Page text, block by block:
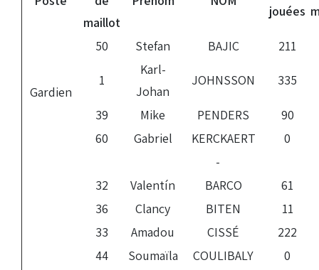
maillot
jouées
Gardien
50 Stefan BAJIC 211
1
Karl-
Johan
JOHNSSON 335
39 Mike PENDERS
90
60
Gabriel KERCKAERT
0
-
32 Valentín BARCO
61
36
Clancy BITEN
11
33
Amadou CISSÉ
222
44
Soumaïla COULIBALY
0